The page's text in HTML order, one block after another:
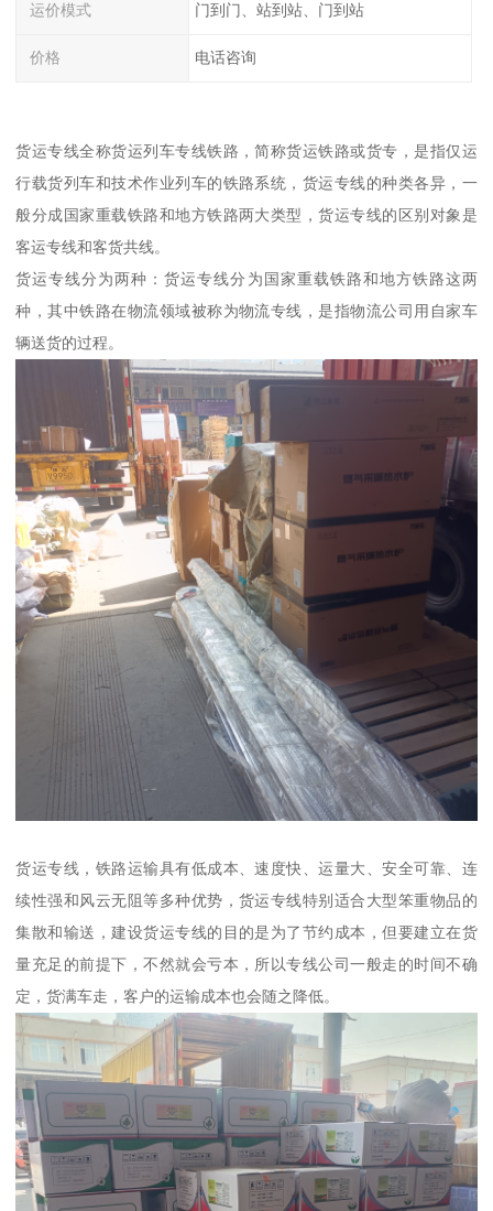
运价模式 门到门、站到站、门到站
价格 电话咨询
货运专线全称货运列车专线铁路，简称货运铁路或货专，是指仅运
行载货列车和技术作业列车的铁路系统，货运专线的种类各异，一
般分成国家重载铁路和地方铁路两大类型，货运专线的区别对象是
客运专线和客货共线。
货运专线分为两种：货运专线分为国家重载铁路和地方铁路这两
种，其中铁路在物流领域被称为物流专线，是指物流公司用自家车
辆送货的过程。
货运专线，铁路运输具有低成本、速度快、运量大、安全可靠、连
续性强和风云无阻等多种优势，货运专线特别适合大型笨重物品的
集散和输送，建设货运专线的目的是为了节约成本，但要建立在货
量充足的前提下，不然就会亏本，所以专线公司一般走的时间不确
定，货满车走，客户的运输成本也会随之降低。